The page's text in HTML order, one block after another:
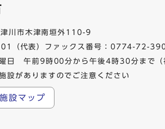
川市木津南垣外110-9
（代表）ファックス番号：0774-72-
日 午前9時00分から午後4時30分まで（
設がありますのでご注意ください
施設マップ